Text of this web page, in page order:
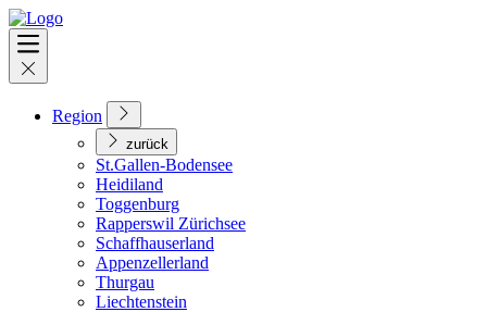
Region
zurück
St.Gallen-Bodensee
Heidiland
Toggenburg
Rapperswil Zürichsee
Schaffhauserland
Appenzellerland
Thurgau
Liechtenstein